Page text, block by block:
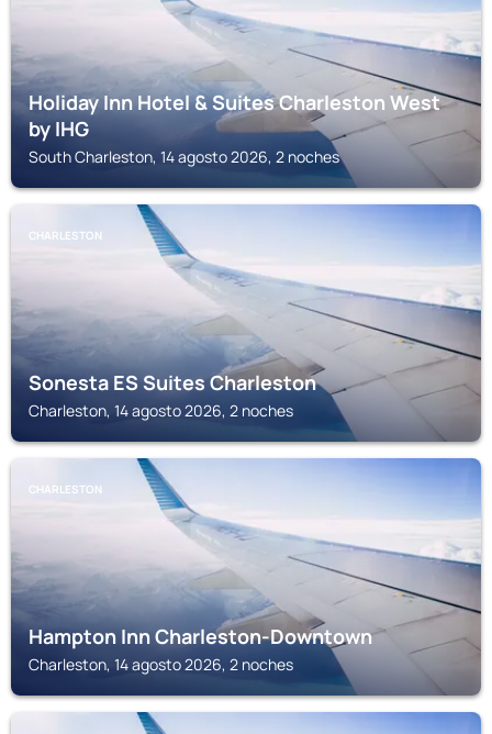
Holiday Inn Hotel & Suites Charleston West
by IHG
South Charleston, 14 agosto 2026, 2 noches
CHARLESTON
Sonesta ES Suites Charleston
Charleston, 14 agosto 2026, 2 noches
CHARLESTON
Hampton Inn Charleston-Downtown
Charleston, 14 agosto 2026, 2 noches